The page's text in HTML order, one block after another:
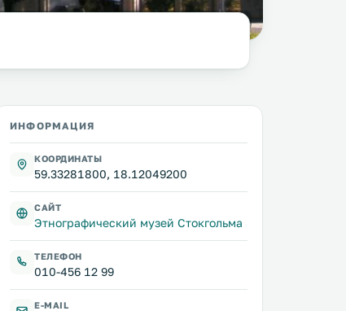
ИНФОРМАЦИЯ
КООРДИНАТЫ
59.33281800, 18.12049200
САЙТ
Этнографический музей Стокгольма
ТЕЛЕФОН
010-456 12 99
E-MAIL